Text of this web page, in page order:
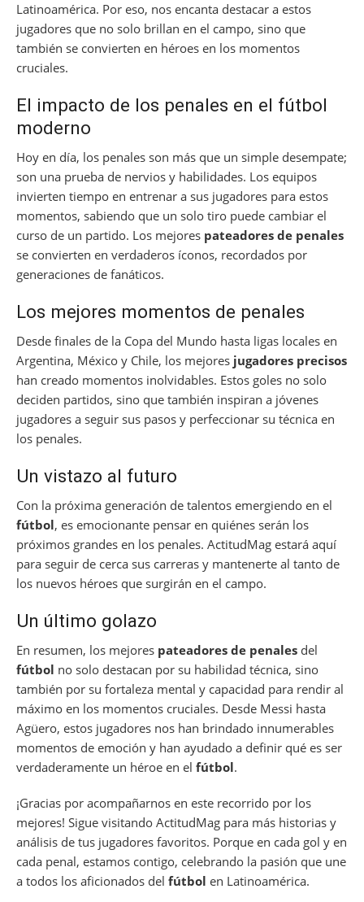
Latinoamérica. Por eso, nos encanta destacar a estos
jugadores que no solo brillan en el campo, sino que
también se convierten en héroes en los momentos
cruciales.
El impacto de los penales en el fútbol
moderno
Hoy en día, los penales son más que un simple desempate;
son una prueba de nervios y habilidades. Los equipos
invierten tiempo en entrenar a sus jugadores para estos
momentos, sabiendo que un solo tiro puede cambiar el
curso de un partido. Los mejores pateadores de penales
se convierten en verdaderos íconos, recordados por
generaciones de fanáticos.
Los mejores momentos de penales
Desde finales de la Copa del Mundo hasta ligas locales en
Argentina, México y Chile, los mejores jugadores precisos
han creado momentos inolvidables. Estos goles no solo
deciden partidos, sino que también inspiran a jóvenes
jugadores a seguir sus pasos y perfeccionar su técnica en
los penales.
Un vistazo al futuro
Con la próxima generación de talentos emergiendo en el
fútbol, es emocionante pensar en quiénes serán los
próximos grandes en los penales. ActitudMag estará aquí
para seguir de cerca sus carreras y mantenerte al tanto de
los nuevos héroes que surgirán en el campo.
Un último golazo
En resumen, los mejores pateadores de penales del
fútbol no solo destacan por su habilidad técnica, sino
también por su fortaleza mental y capacidad para rendir al
máximo en los momentos cruciales. Desde Messi hasta
Agüero, estos jugadores nos han brindado innumerables
momentos de emoción y han ayudado a definir qué es ser
verdaderamente un héroe en el fútbol.
¡Gracias por acompañarnos en este recorrido por los
mejores! Sigue visitando ActitudMag para más historias y
análisis de tus jugadores favoritos. Porque en cada gol y en
cada penal, estamos contigo, celebrando la pasión que une
a todos los aficionados del fútbol en Latinoamérica.